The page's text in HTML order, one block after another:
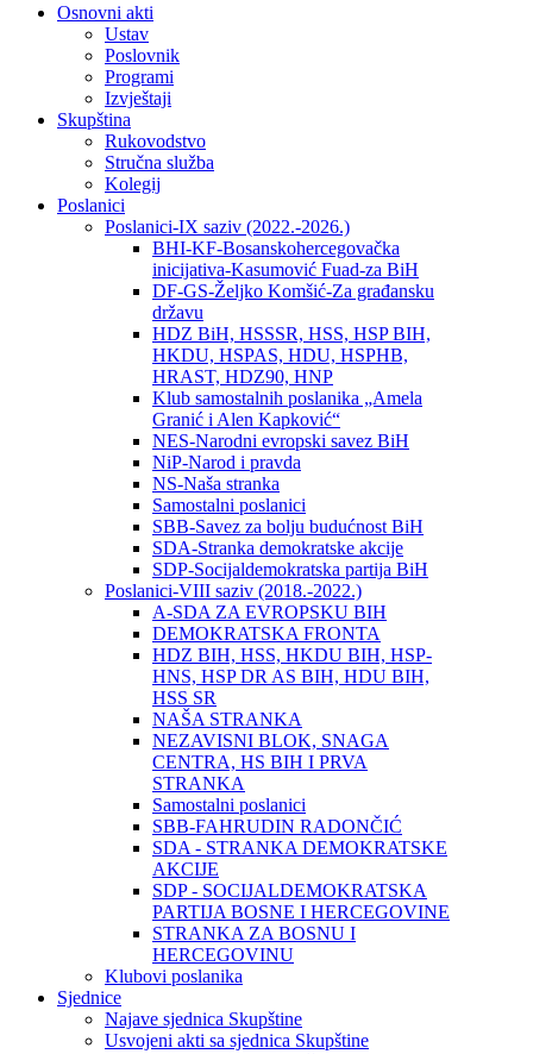
Osnovni akti
Ustav
Poslovnik
Programi
Izvještaji
Skupština
Rukovodstvo
Stručna služba
Kolegij
Poslanici
Poslanici-IX saziv (2022.-2026.)
BHI-KF-Bosanskohercegovačka
inicijativa-Kasumović Fuad-za BiH
DF-GS-Željko Komšić-Za građansku
državu
HDZ BiH, HSSSR, HSS, HSP BIH,
HKDU, HSPAS, HDU, HSPHB,
HRAST, HDZ90, HNP
Klub samostalnih poslanika „Amela
Granić i Alen Kapković“
NES-Narodni evropski savez BiH
NiP-Narod i pravda
NS-Naša stranka
Samostalni poslanici
SBB-Savez za bolju budućnost BiH
SDA-Stranka demokratske akcije
SDP-Socijaldemokratska partija BiH
Poslanici-VIII saziv (2018.-2022.)
A-SDA ZA EVROPSKU BIH
DEMOKRATSKA FRONTA
HDZ BIH, HSS, HKDU BIH, HSP-
HNS, HSP DR AS BIH, HDU BIH,
HSS SR
NAŠA STRANKA
NEZAVISNI BLOK, SNAGA
CENTRA, HS BIH I PRVA
STRANKA
Samostalni poslanici
SBB-FAHRUDIN RADONČIĆ
SDA - STRANKA DEMOKRATSKE
AKCIJE
SDP - SOCIJALDEMOKRATSKA
PARTIJA BOSNE I HERCEGOVINE
STRANKA ZA BOSNU I
HERCEGOVINU
Klubovi poslanika
Sjednice
Najave sjednica Skupštine
Usvojeni akti sa sjednica Skupštine